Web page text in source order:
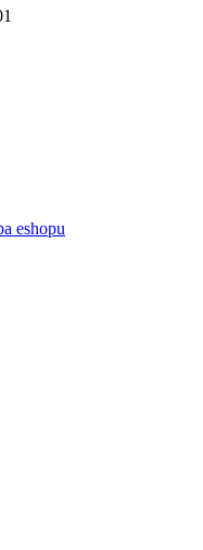
eshopu